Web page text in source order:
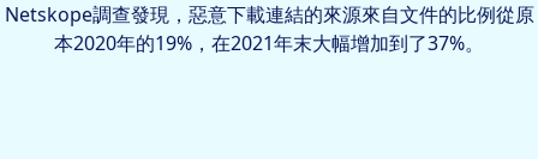
Netskope調查發現，惡意下載連結的來源來自文件的比例從原
本2020年的19%，在2021年末大幅增加到了37%。